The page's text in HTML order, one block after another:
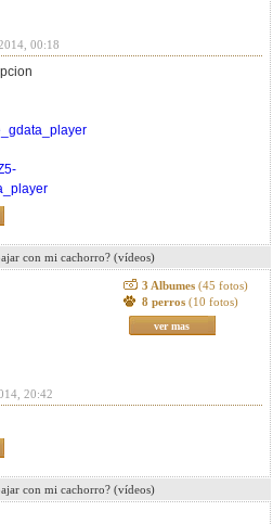
00:18
con mi cachorro? (vídeos)
3 Albumes (45 fotos)
8 perros (10 fotos)
ver mas
20:42
con mi cachorro? (vídeos)